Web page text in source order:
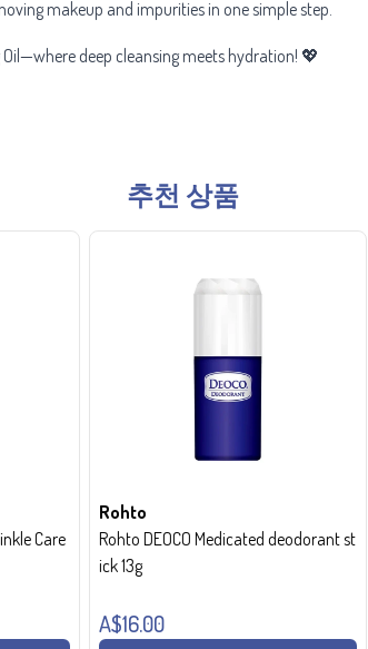
makeup and impurities in one simple step.
Oil—where deep cleansing meets hydration! 💖
추천 상품
Care
Rohto
Rohto DEOCO Medicated deodorant st
ick 13g
A$16.00